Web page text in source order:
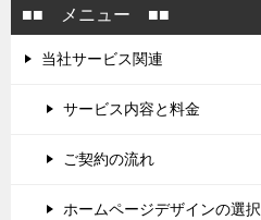
■■ メニュー ■■
当社サービス関連
サービス内容と料金
ご契約の流れ
ホームページデザインの選択